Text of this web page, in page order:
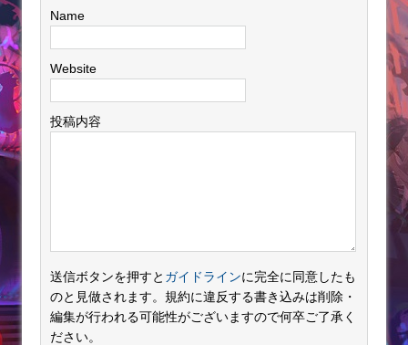
Name
Website
投稿内容
送信ボタンを押すと ガイドラインに完全に同意したも
のと見做されます。規約に違反する書き込みは削除・
編集が行われる可能性がございますので何卒ご了承く
ださい。